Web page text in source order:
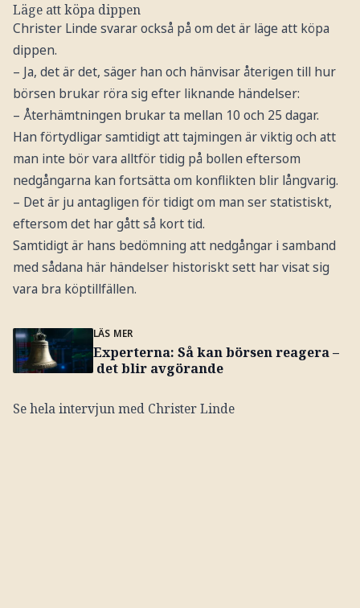
Läge att köpa dippen
Christer Linde svarar också på om det är läge att köpa
dippen.
– Ja, det är det, säger han och hänvisar återigen till hur
börsen brukar röra sig efter liknande händelser:
– Återhämtningen brukar ta mellan 10 och 25 dagar.
Han förtydligar samtidigt att tajmingen är viktig och att
man inte bör vara alltför tidig på bollen eftersom
nedgångarna kan fortsätta om konflikten blir långvarig.
– Det är ju antagligen för tidigt om man ser statistiskt,
eftersom det har gått så kort tid.
Samtidigt är hans bedömning att nedgångar i samband
med sådana här händelser historiskt sett har visat sig
vara bra köptillfällen.
LÄS MER
Experterna: Så kan börsen reagera –
det blir avgörande
Se hela intervjun med Christer Linde